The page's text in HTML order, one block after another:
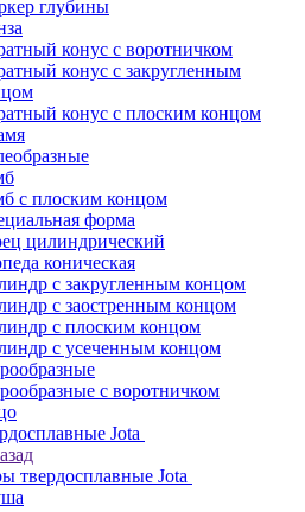
глубины
конус с воротничком
конус с закругленным
конус с плоским концом
с плоским концом
форма
цилиндрический
коническая
с закругленным концом
с заостренным концом
с плоским концом
с усеченным концом
с воротничком
Jota
твердосплавные Jota